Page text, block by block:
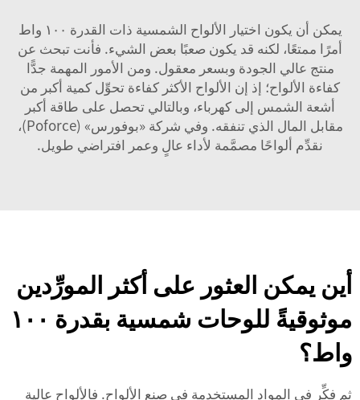
يمكن أن يكون اختيار الألواح الشمسية ذات القدرة ١٠٠ واط
أمرًا ممتعًا، لكنه قد يكون صعبًا بعض الشيء. فأنت تبحث عن
منتج عالي الجودة وبسعر معقول. ومن الأمور المهمة جدًّا
كفاءة الألواح؛ إذ إن الألواح الأكثر كفاءة تحوِّل كمية أكبر من
أشعة الشمس إلى كهرباء، وبالتالي تحصل على طاقة أكبر
مقابل المال الذي تنفقه. وفي شركة «بوفورس» (Poforce)،
نقدِّم ألواحًا مصمَّمة لأداء عالٍ وعمر افتراضي طويل.
أين يمكن العثور على أكثر المورِّدين
موثوقيةً للوحات شمسية بقدرة ١٠٠
واط؟
ثم فكِّر في المواد المستخدمة في صنع الألواح. فالألواح عالية